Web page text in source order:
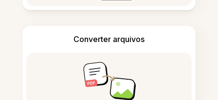
Converter arquivos